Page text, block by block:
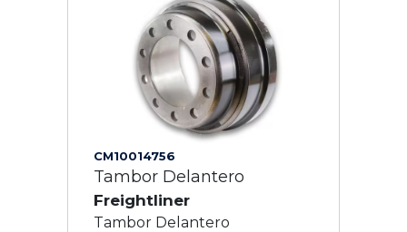
CM10014756
Tambor Delantero
Freightliner
Tambor Delantero